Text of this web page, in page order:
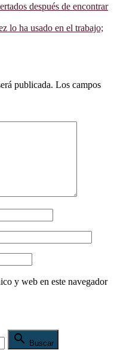
después de encontrar
lo ha usado en el trabajo;
publicada. Los campos
y web en este navegador
 Buscar